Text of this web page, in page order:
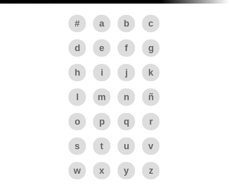
# a b c
d e f g
h i j k
m n ñ
o p q r
s t u v
w x y z